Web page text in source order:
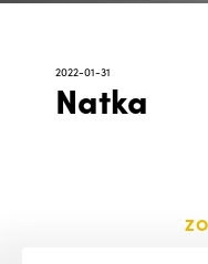
2022-01-31
Natka